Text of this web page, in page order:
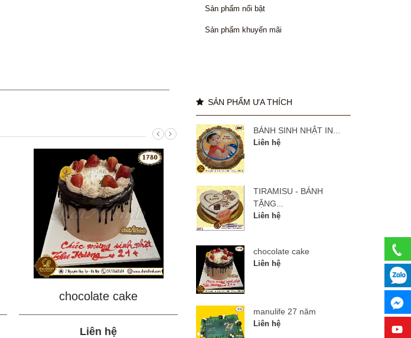
chocolate cake
Liên hệ
manulife 27 năm
Liên hệ
Sản phẩm nổi bật
Sản phẩm khuyến mãi
SẢN PHẨM ƯA THÍCH
BÁNH SINH NHẬT IN...
Liên hệ
TIRAMISU - BÁNH
TẶNG...
Liên hệ
chocolate cake
Liên hệ
manulife 27 năm
Liên hệ